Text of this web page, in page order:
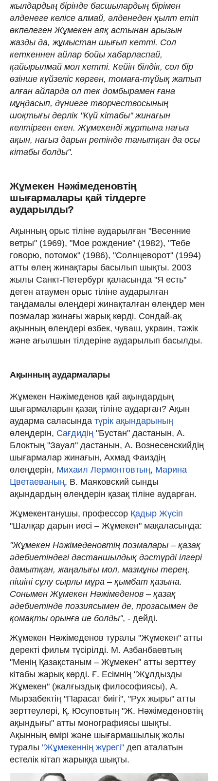
жылдардың бірінде басшылардың бірімен
әлденеге келісе алмай, әлденеден қылт етіп
өкпелеген Жұмекен аяқ астынан арызын
жазды да, жұмыстан шығып кетті. Сол
кеткеннен айлар бойы хабарласпай,
қайырылмай мол кетті. Кейін білдік, сол бір
өзінше күйзеліс көрген, томаға-тұйық жатып
алған айларда ол тек домбырамен ғана
мұңдасып, дүниеге творчествосының
шоқтығы дерлік "Күй кітабы" жинағын
келтірген екен. Жұмекенді жұртына нағыз
ақын, нағыз дарын ретінде танытқан да осы
кітабы болды".
Жұмекен Нәжімеденовтің
шығармалары қай тілдерге
аударылды?
Ақынның орыс тіліне аударылған "Весенние
ветры" (1969), "Мое рождение" (1982), "Тебе
говорю, потомок" (1986), "Солнцеворот" (1994)
атты өлең жинақтары басылып шықты. 2003
жылы Санкт-Петербург қаласында "Я есть"
деген атаумен орыс тіліне аударылған
таңдамалы өлеңдері жинақталған өлеңдер мен
поэмалар жинағы жарық көрді. Сондай-ақ
ақынның өлеңдері өзбек, чуваш, украин, тәжік
және ағылшын тілдеріне аударылып басылды.
Ақынның аудармалары
Жұмекен Нәжімеденов қай ақындардың
шығармаларын қазақ тіліне аударған? Ақын
аударма саласында түрік ақындарының
өлеңдерін, Сағдидің "Бустан" дастанын, А.
Блоктың "Зауал" дастанын, А. Вознесенскийдің
шығармалар жинағын, Ахмад Фаиздің
өлеңдерін, Михаил Лермонтовтың, Марина
Цветаеваның, В. Маяковский сынды
ақындардың өлеңдерін қазақ тіліне аударған.
Жұмекентанушы, профессор Қадыр Жүсіп
"Шалқар дарын иесі – Жұмекен" мақаласында:
"Жұмекен Нәжімеденовтің поэмалары – қазақ
әдебиетіндегі дастаншылдық дәстүрді ілгері
дамытқан, жаңалығы мол, мазмұны терең,
пішіні сұлу сырлы мұра – қымбат қазына.
Сонымен Жұмекен Нәжімеденов – қазақ
әдебиетінде поэзиясымен де, прозасымен де
қомақты орынға ие болды", - дейді.
Жұмекен Нәжімеденов туралы "Жұмекен" атты
деректі фильм түсірілді. М. Азбанбаевтың
"Менің Қазақстаным – Жұмекен" атты зерттеу
кітабы жарық көрді. Ғ. Есімнің "Жұлдызды
Жұмекен" (жалғыздық философиясы), А.
Мырзабектің "Парасат биігі", "Рух жыры" атты
зерттеулері, Қ. Юсуповтың "Ж. Нәжімеденовтің
ақындығы" атты монографиясы шықты.
Ақынның өмірі және шығармашылық жолы
туралы "Жұмекеннің жүрегі" деп аталатын
естелік кітап жарыққа шықты.